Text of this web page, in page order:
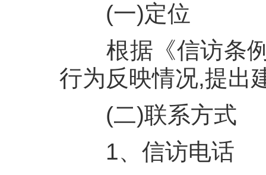
(一)定位
根据《信访条
行为反映情况,提出
(二)联系方式
1、信访电话